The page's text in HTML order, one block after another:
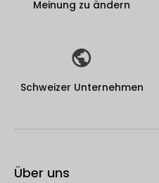
Meinung zu ändern
Schweizer Unternehmen
Über uns